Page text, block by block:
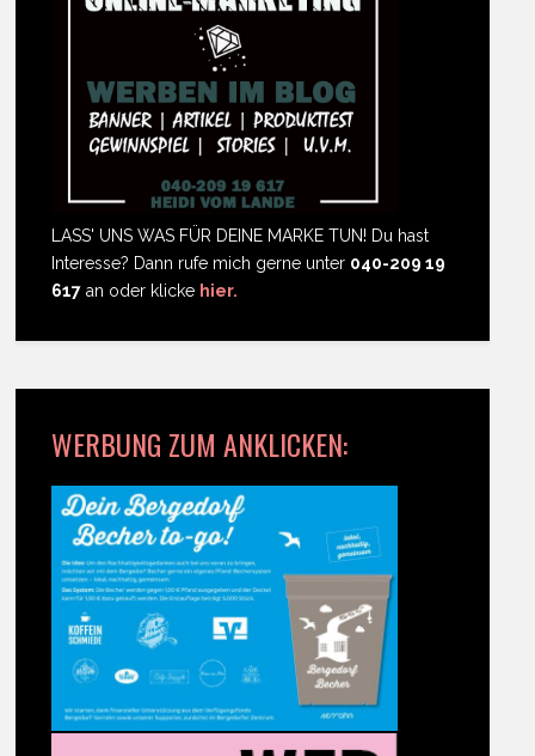
LASS' UNS WAS FÜR DEINE MARKE TUN! Du hast
Interesse? Dann rufe mich gerne unter 040-209 19
617 an oder klicke hier.
WERBUNG ZUM ANKLICKEN: